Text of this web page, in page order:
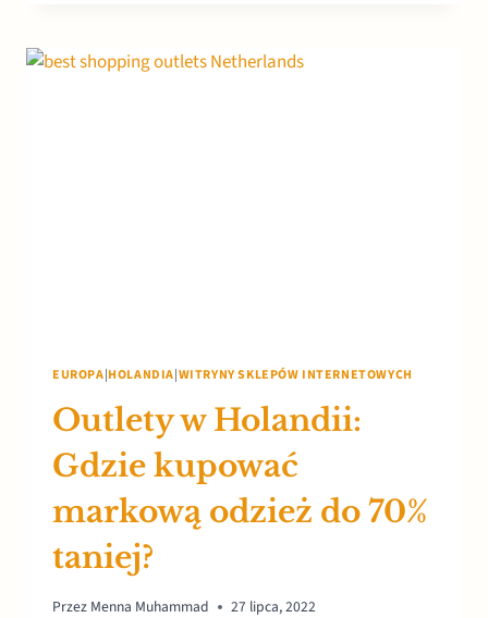
HOLANDII:
PRZEWODNIK
EUROPA|HOLANDIA|WITRYNY SKLEPÓW INTERNETOWYCH
Outlety w Holandii:
Gdzie kupować
markową odzież do 70%
taniej?
Przez Menna Muhammad 27 lipca, 2022